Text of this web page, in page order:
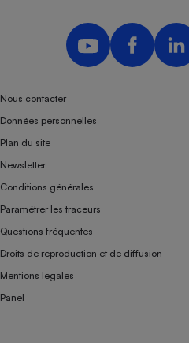
Nous contacter
Données personnelles
Plan du site
Newsletter
Conditions générales
Paramétrer les traceurs
Questions fréquentes
Droits de reproduction et de diffusion
Mentions légales
Panel